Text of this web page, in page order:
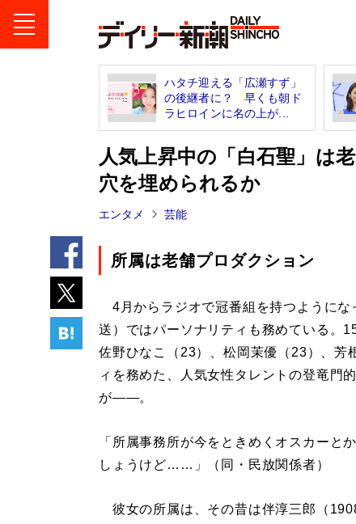
ハタチ迎える「広瀬すず」
の後継者に？ 早くも朝ド
ラヒロインに名の上が...
人気上昇中の「白石聖」は
穴を埋められるか
エンタメ 芸能
所属は老舗プロダクション
4月からラジオで冠番組を持つように
送）ではパーソナリティも務めている。
佐野ひなこ（23）、松岡茉優（23）、芳
ィを務めた、人気女性タレントの登竜門
が――。
「所属事務所が今をときめくオスカーと
しょうけど……」（同・民放関係者）
彼女の所属は、その昔は伴淳三郎（